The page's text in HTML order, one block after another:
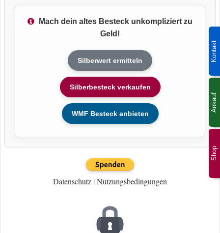
Shop
Kontakt
Ankauf
Mach dein altes Besteck unkompliziert zu
Geld!
Silberwert ermitteln
Silberbesteck verkaufen
WMF Besteck anbieten
Datenschutz |Nutzungsbedingungen